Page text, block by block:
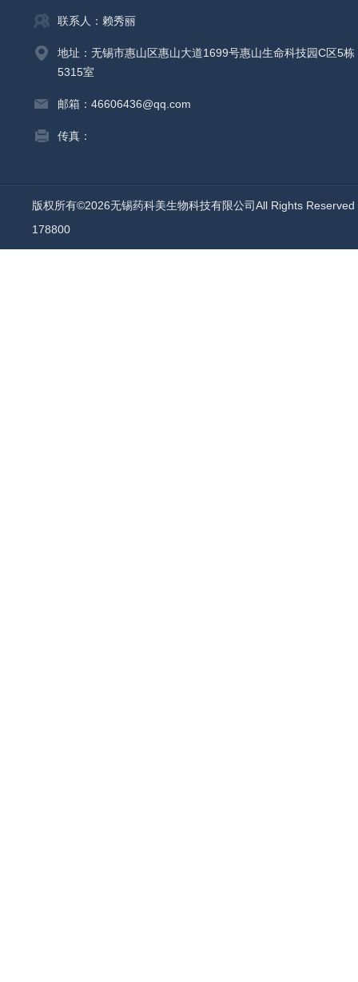
联系人：赖秀丽
地址：无锡市惠山区惠山大道1699号惠山生命科技园C区5栋
5315室
邮箱：46606436@qq.com
传真：
版权所有©2026无锡药科美生物科技有限公司All Rights
178800